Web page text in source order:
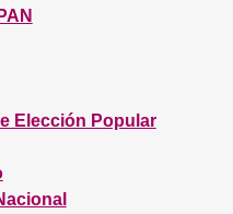
Elección Popular